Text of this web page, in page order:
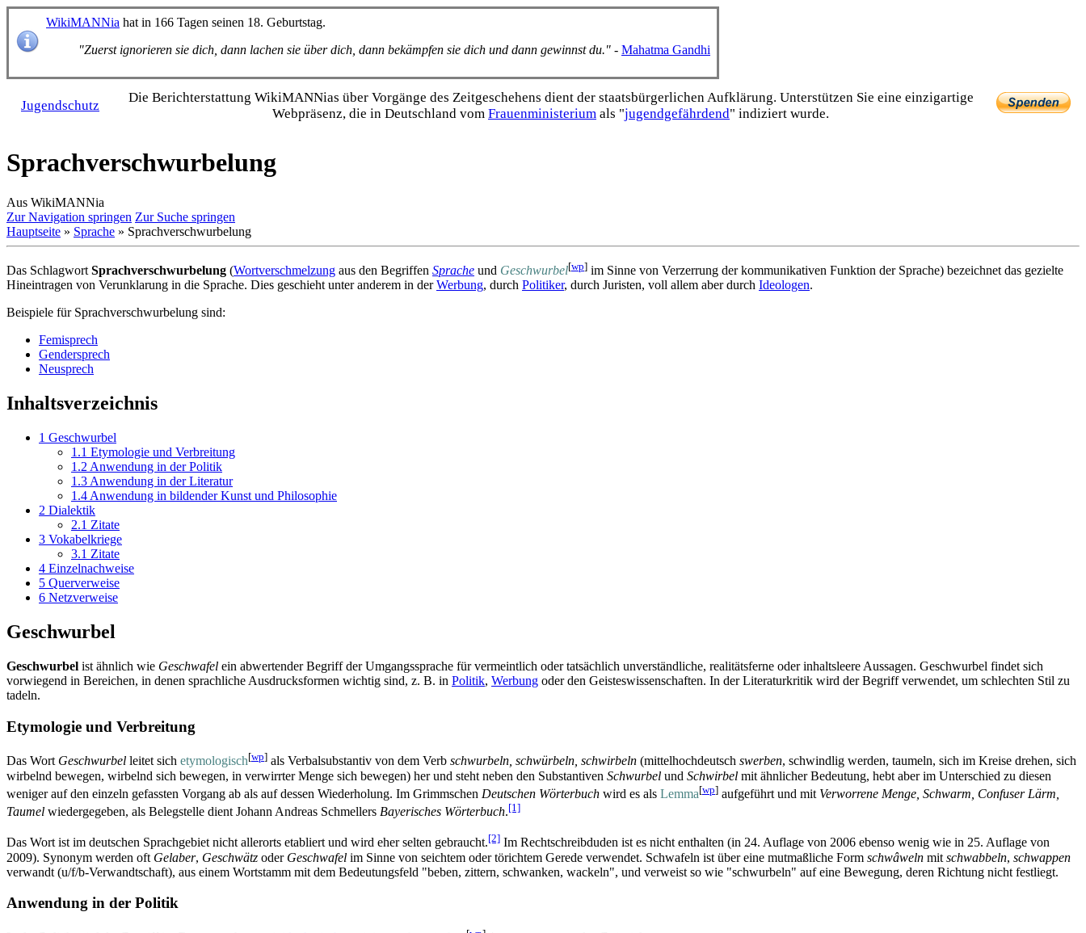
WikiMANNia hat in 166 Tagen seinen 18. Geburtstag.
"Zuerst ignorieren sie dich, dann lachen sie über dich, dann bekämpfen sie dich und dann gewinnst du." - Mahatma Gandhi
Jugendschutz
Die Bericht­erstattung WikiMANNias über Vorgänge des Zeitgeschehens dient der staats­bürgerlichen Aufklärung. Unterstützen Sie eine einzig­artige
Webpräsenz, die in Deutschland vom Frauen­ministerium als "jugend­gefährdend" indiziert wurde.
Sprachverschwurbelung
Aus WikiMANNia
Zur Navigation springen Zur Suche springen
Hauptseite » Sprache » Sprachverschwurbelung
Das Schlagwort Sprachverschwurbelung (Wortverschmelzung aus den Begriffen Sprache und Geschwurbel[wp] im Sinne von Verzerrung der kommunikativen Funktion der Sprache) bezeichnet das gezielte
Hineintragen von Verunklarung in die Sprache. Dies geschieht unter anderem in derWerbung, durch Politiker, durch Juristen, voll allem aber durch Ideologen.
Beispiele für Sprachverschwurbelung sind:
Femisprech
Gendersprech
Neusprech
Inhaltsverzeichnis
1 Geschwurbel
1.1 Etymologie und Verbreitung
1.2 Anwendung in der Politik
1.3 Anwendung in der Literatur
1.4 Anwendung in bildender Kunst und Philosophie
2 Dialektik
2.1 Zitate
3 Vokabelkriege
3.1 Zitate
4 Einzelnachweise
5 Querverweise
6 Netzverweise
Geschwurbel
Geschwurbel ist ähnlich wie Geschwafel ein abwertender Begriff der Umgangssprache für vermeintlich oder tatsächlich unverständliche, realitätsferne oder inhaltsleere Aussagen. Geschwurbel findet sich
vorwiegend in Bereichen, in denen sprachliche Ausdrucksformen wichtig sind, z. B. in Politik, Werbung oder den Geisteswissenschaften. In der Literaturkritik wird der Begriff verwendet, um schlechten Stil zu
tadeln.
Etymologie und Verbreitung
Das Wort Geschwurbel leitet sich etymologisch[wp] als Verbalsubstantiv von dem Verb schwurbeln, schwürbeln, schwirbeln (mittelhochdeutsch swerben, schwindlig werden, taumeln, sich im Kreise drehen, sich
wirbelnd bewegen, wirbelnd sich bewegen, in verwirrter Menge sich bewegen) her und steht neben den Substantiven Schwurbel und Schwirbel mit ähnlicher Bedeutung, hebt aber im Unterschied zu diesen
weniger auf den einzeln gefassten Vorgang ab als auf dessen Wiederholung. Im Grimmschen Deutschen Wörterbuch wird es als Lemma[wp] aufgeführt und mit Verworrene Menge, Schwarm, Confuser Lärm,
Taumel wiedergegeben, als Belegstelle dient Johann Andreas Schmellers Bayerisches Wörterbuch.[1]
Das Wort ist im deutschen Sprachgebiet nicht allerorts etabliert und wird eher selten gebraucht.[2] Im Rechtschreibduden ist es nicht enthalten (in 24. Auflage von 2006 ebenso wenig wie in 25. Auflage von
2009). Synonym werden oft Gelaber, Geschwätz oder Geschwafel im Sinne von seichtem oder törichtem Gerede verwendet. Schwafeln ist über eine mutmaßliche Form schwâweln mit schwabbeln, schwappen
verwandt (u/f/b-Verwandtschaft), aus einem Wortstamm mit dem Bedeutungsfeld "beben, zittern, schwanken, wackeln", und verweist so wie "schwurbeln" auf eine Bewegung, deren Richtung nicht festliegt.
Anwendung in der Politik